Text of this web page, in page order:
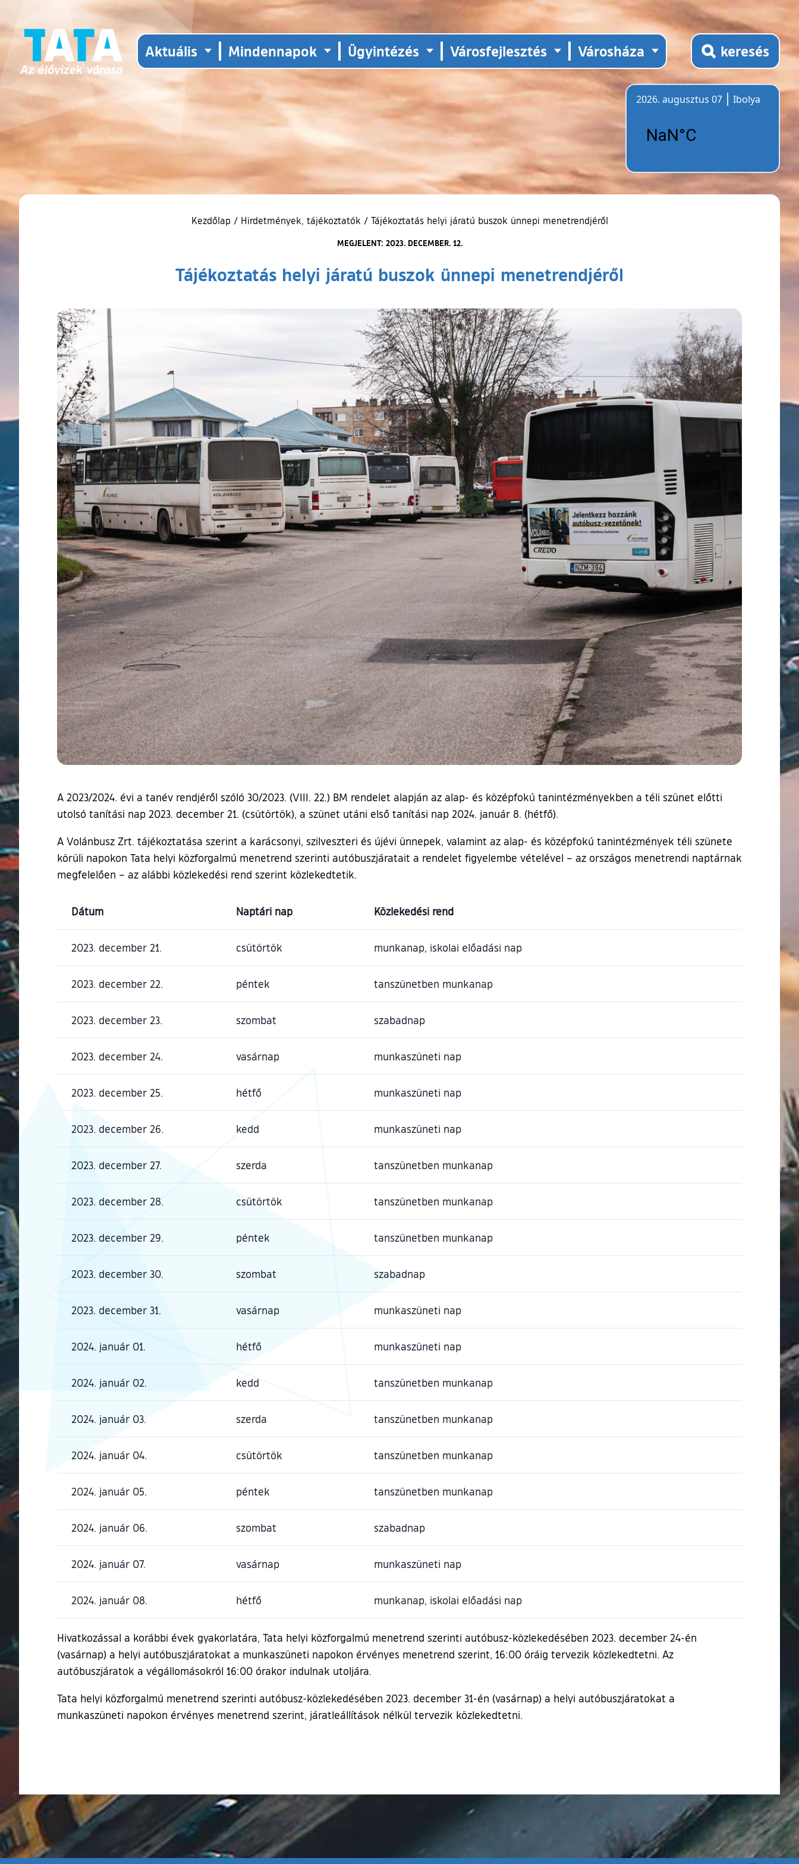
Aktuális Mindennapok Ügyintézés Városfejlesztés Városháza keresés
2026. augusztus 07
Ibolya
Kezdőlap / Hirdetmények, tájékoztatók / Tájékoztatás helyi járatú buszok ünnepi menetrendjéről
MEGJELENT: 2023. DECEMBER. 12.
Tájékoztatás helyi járatú buszok ünnepi menetrendjéről
A 2023/2024. évi a tanév rendjéről szóló 30/2023. (VIII. 22.) BM rendelet alapján az alap- és középfokú tanintézményekben a téli szünet előtti
utolsó tanítási nap 2023. december 21. (csütörtök), a szünet utáni első tanítási nap 2024. január 8. (hétfő).
A Volánbusz Zrt. tájékoztatása szerint a karácsonyi, szilveszteri és újévi ünnepek, valamint az alap- és középfokú tanintézmények téli szünete
körüli napokon Tata helyi közforgalmú menetrend szerinti autóbuszjáratait a rendelet figyelembe vételével – az országos menetrendi naptárnak
megfelelően – az alábbi közlekedési rend szerint közlekedtetik.
Dátum Naptári nap Közlekedési rend
2023. december 21. csütörtök munkanap, iskolai előadási nap
2023. december 22. péntek tanszünetben munkanap
2023. december 23. szombat szabadnap
2023. december 24. vasárnap munkaszüneti nap
2023. december 25. hétfő munkaszüneti nap
2023. december 26. kedd munkaszüneti nap
2023. december 27. szerda tanszünetben munkanap
2023. december 28. csütörtök tanszünetben munkanap
2023. december 29. péntek tanszünetben munkanap
2023. december 30. szombat szabadnap
2023. december 31. vasárnap munkaszüneti nap
2024. január 01. hétfő munkaszüneti nap
2024. január 02. kedd tanszünetben munkanap
2024. január 03. szerda tanszünetben munkanap
2024. január 04. csütörtök tanszünetben munkanap
2024. január 05. péntek tanszünetben munkanap
2024. január 06. szombat szabadnap
2024. január 07. vasárnap munkaszüneti nap
2024. január 08. hétfő munkanap, iskolai előadási nap
Hivatkozással a korábbi évek gyakorlatára, Tata helyi közforgalmú menetrend szerinti autóbusz-közlekedésében 2023. december 24-én
(vasárnap) a helyi autóbuszjáratokat a munkaszüneti napokon érvényes menetrend szerint, 16:00 óráig tervezik közlekedtetni. Az
autóbuszjáratok a végállomásokról 16:00 órakor indulnak utoljára.
Tata helyi közforgalmú menetrend szerinti autóbusz-közlekedésében 2023. december 31-én (vasárnap) a helyi autóbuszjáratokat a
munkaszüneti napokon érvényes menetrend szerint, járatleállítások nélkül tervezik közlekedtetni.